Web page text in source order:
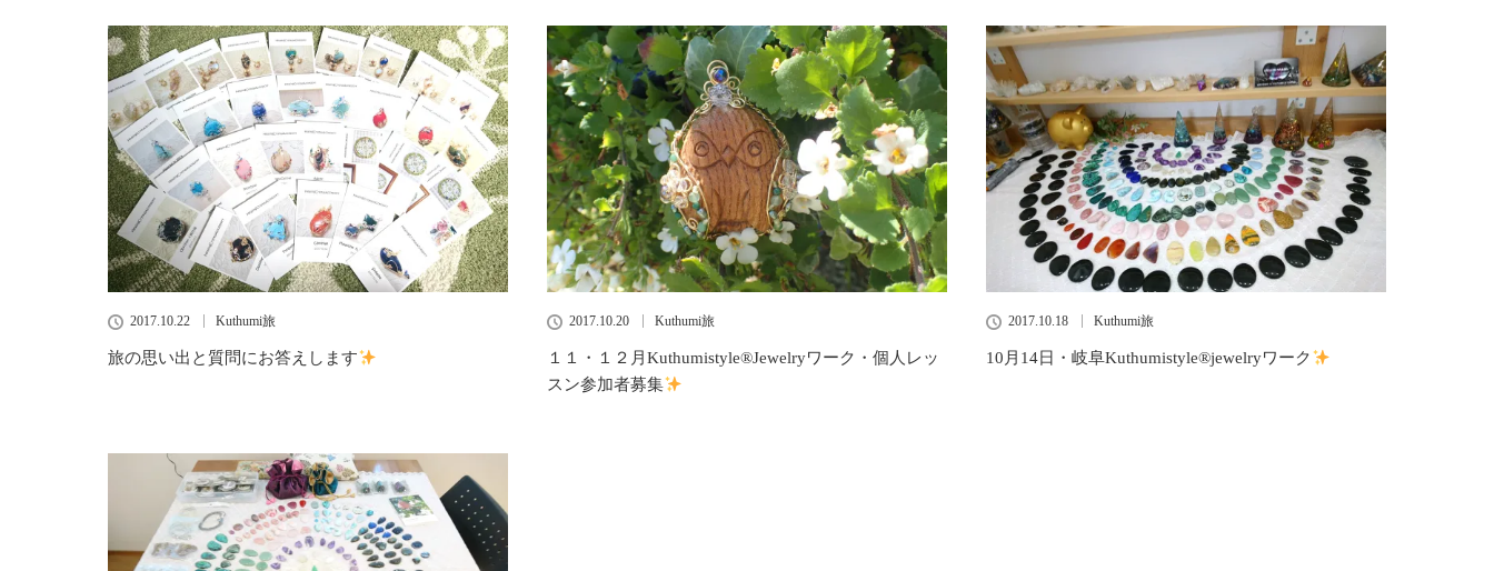
2017.10.22 Kuthumi旅
旅の思い出と質問にお答えします
2017.10.20 Kuthumi旅
１１・１２月Kuthumistyle®Jewelryワーク・個人レッ
スン参加者募集
2017.10.18 Kuthumi旅
10月14日・岐阜Kuthumistyle®️jewelryワーク